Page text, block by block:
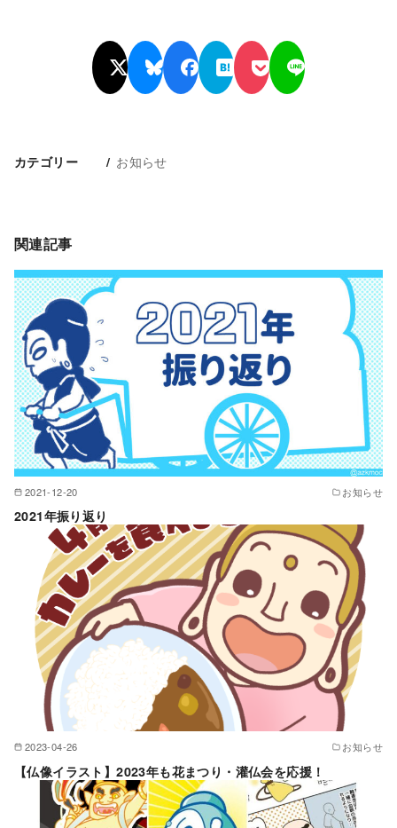
カテゴリー お知らせ
関連記事
2021-12-20 お知らせ
2021年振り返り
2023-04-26 お知らせ
【仏像イラスト】2023年も花まつり・灌仏会を応援！